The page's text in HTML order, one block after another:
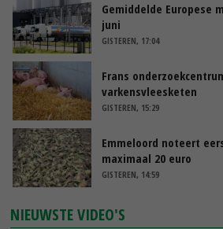
Gemiddelde Europese
juni
GISTEREN, 17:04
Frans
varkensvleesketen
GISTEREN, 15:29
Emmeloord noteert
maximaal 20 euro
GISTEREN, 14:59
NIEUWSTE VIDEO'S